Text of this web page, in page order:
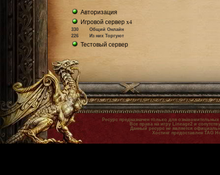
Авторизация
Игровой сервер x4
330
Общий Онлайн
226
Из них Торгуют
Тестовый сервер
Ресурс предназначен только для
Все права на игру Lineage2 и
Данный ресурс не является
Хостинг предоставлен TAG